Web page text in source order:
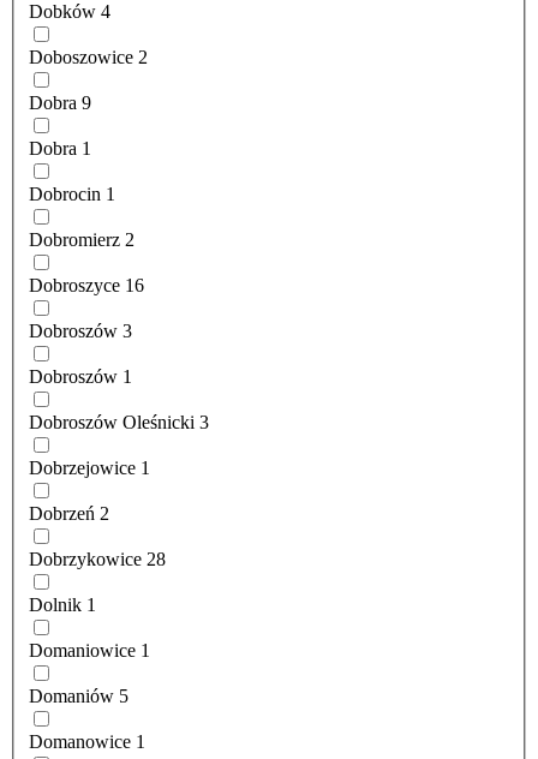
Dobków 4
Doboszowice 2
Dobra 9
Dobra 1
Dobrocin 1
Dobromierz 2
Dobroszyce 16
Dobroszów 3
Dobroszów 1
Dobroszów Oleśnicki 3
Dobrzejowice 1
Dobrzeń 2
Dobrzykowice 28
Dolnik 1
Domaniowice 1
Domaniów 5
Domanowice 1